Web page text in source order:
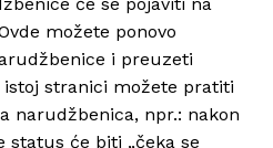
možete ponovo
i preuzeti
istoj stranici možete pratiti
narudžbenica, npr.: nakon
status će biti „čeka se